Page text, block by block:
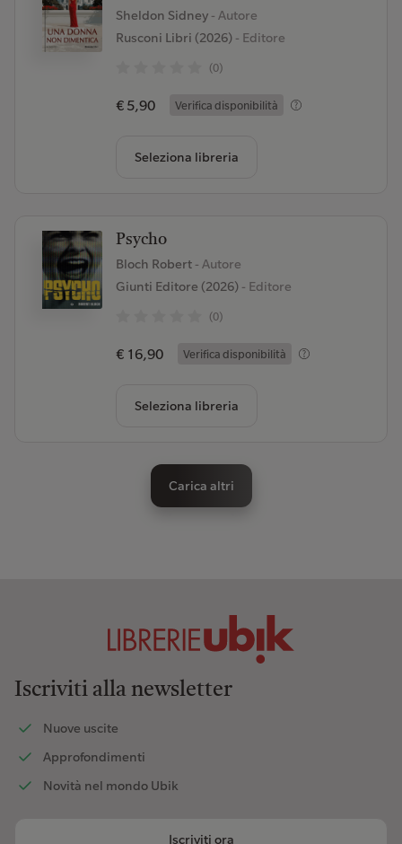
Sheldon Sidney - Autore
Rusconi Libri (2026)- Editore
(0)
€ 5,90 Verifica disponibilità
Seleziona libreria
Psycho
Bloch Robert - Autore
Giunti Editore (2026)- Editore
(0)
€ 16,90 Verifica disponibilità
Seleziona libreria
Carica altri
Iscriviti alla newsletter
Nuove uscite
Approfondimenti
Novità nel mondo Ubik
Iscriviti ora